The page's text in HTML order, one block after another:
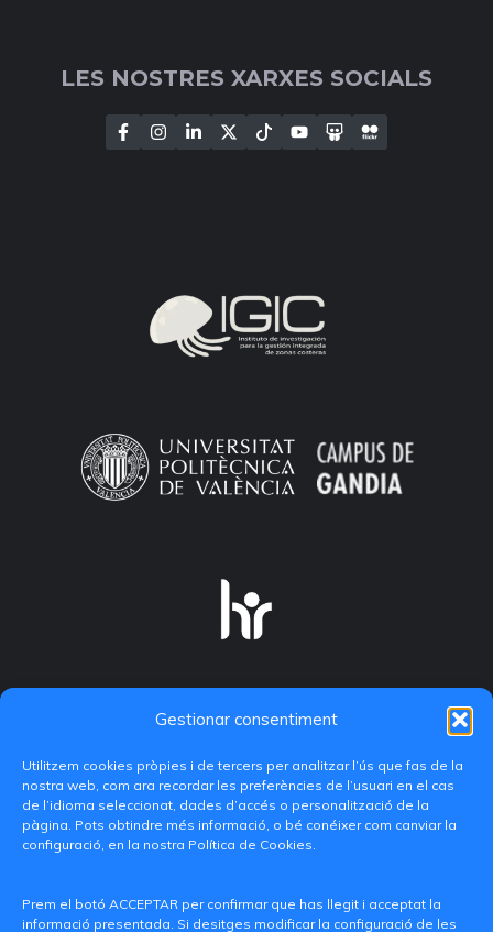
Gestionar consentiment
Utilitzem cookies pròpies i de tercers per analitzar l’ús que fas de la
nostra web, com ara recordar les preferències de l’usuari en el cas
de l’idioma seleccionat, dades d’accés o personalització de la
pàgina. Pots obtindre més informació, o bé conéixer com canviar la
configuració, en la nostra Política de Cookies.
Prem el botó ACCEPTAR per confirmar que has llegit i acceptat la
informació presentada. Si desitges modificar la configuració de les
LES NOSTRES XARXES SOCIALS
C/ Paranimf, 1 - 46730 Grau de Gandia